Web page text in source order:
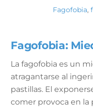
Fagofobia,
Fagofobia:
La fagofobia es un
atragantarse al
pastillas. El
comer provoca en la